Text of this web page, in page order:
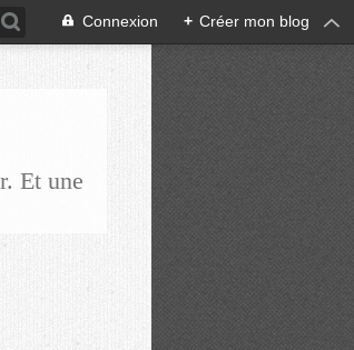
Connexion + Créer mon blog
Et une